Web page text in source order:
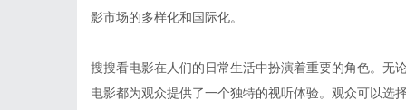
影市场的多样化和国际化。
搜搜看电影在人们的日常生活中扮演着重要的角色。无
电影都为观众提供了一个独特的视听体验。观众可以选